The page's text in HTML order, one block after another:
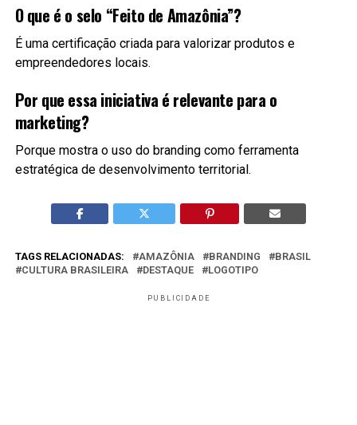
O que é o selo “Feito de Amazônia”?
É uma certificação criada para valorizar produtos e
empreendedores locais.
Por que essa iniciativa é relevante para o
marketing?
Porque mostra o uso do branding como ferramenta
estratégica de desenvolvimento territorial.
TAGS RELACIONADAS: AMAZÔNIA BRANDING
BRASIL
CULTURA BRASILEIRA
DESTAQUE LOGOTIPO
PUBLICIDADE